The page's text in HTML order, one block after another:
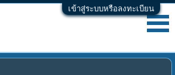
เข้าสู่ระบบหรือลงทะเบียน